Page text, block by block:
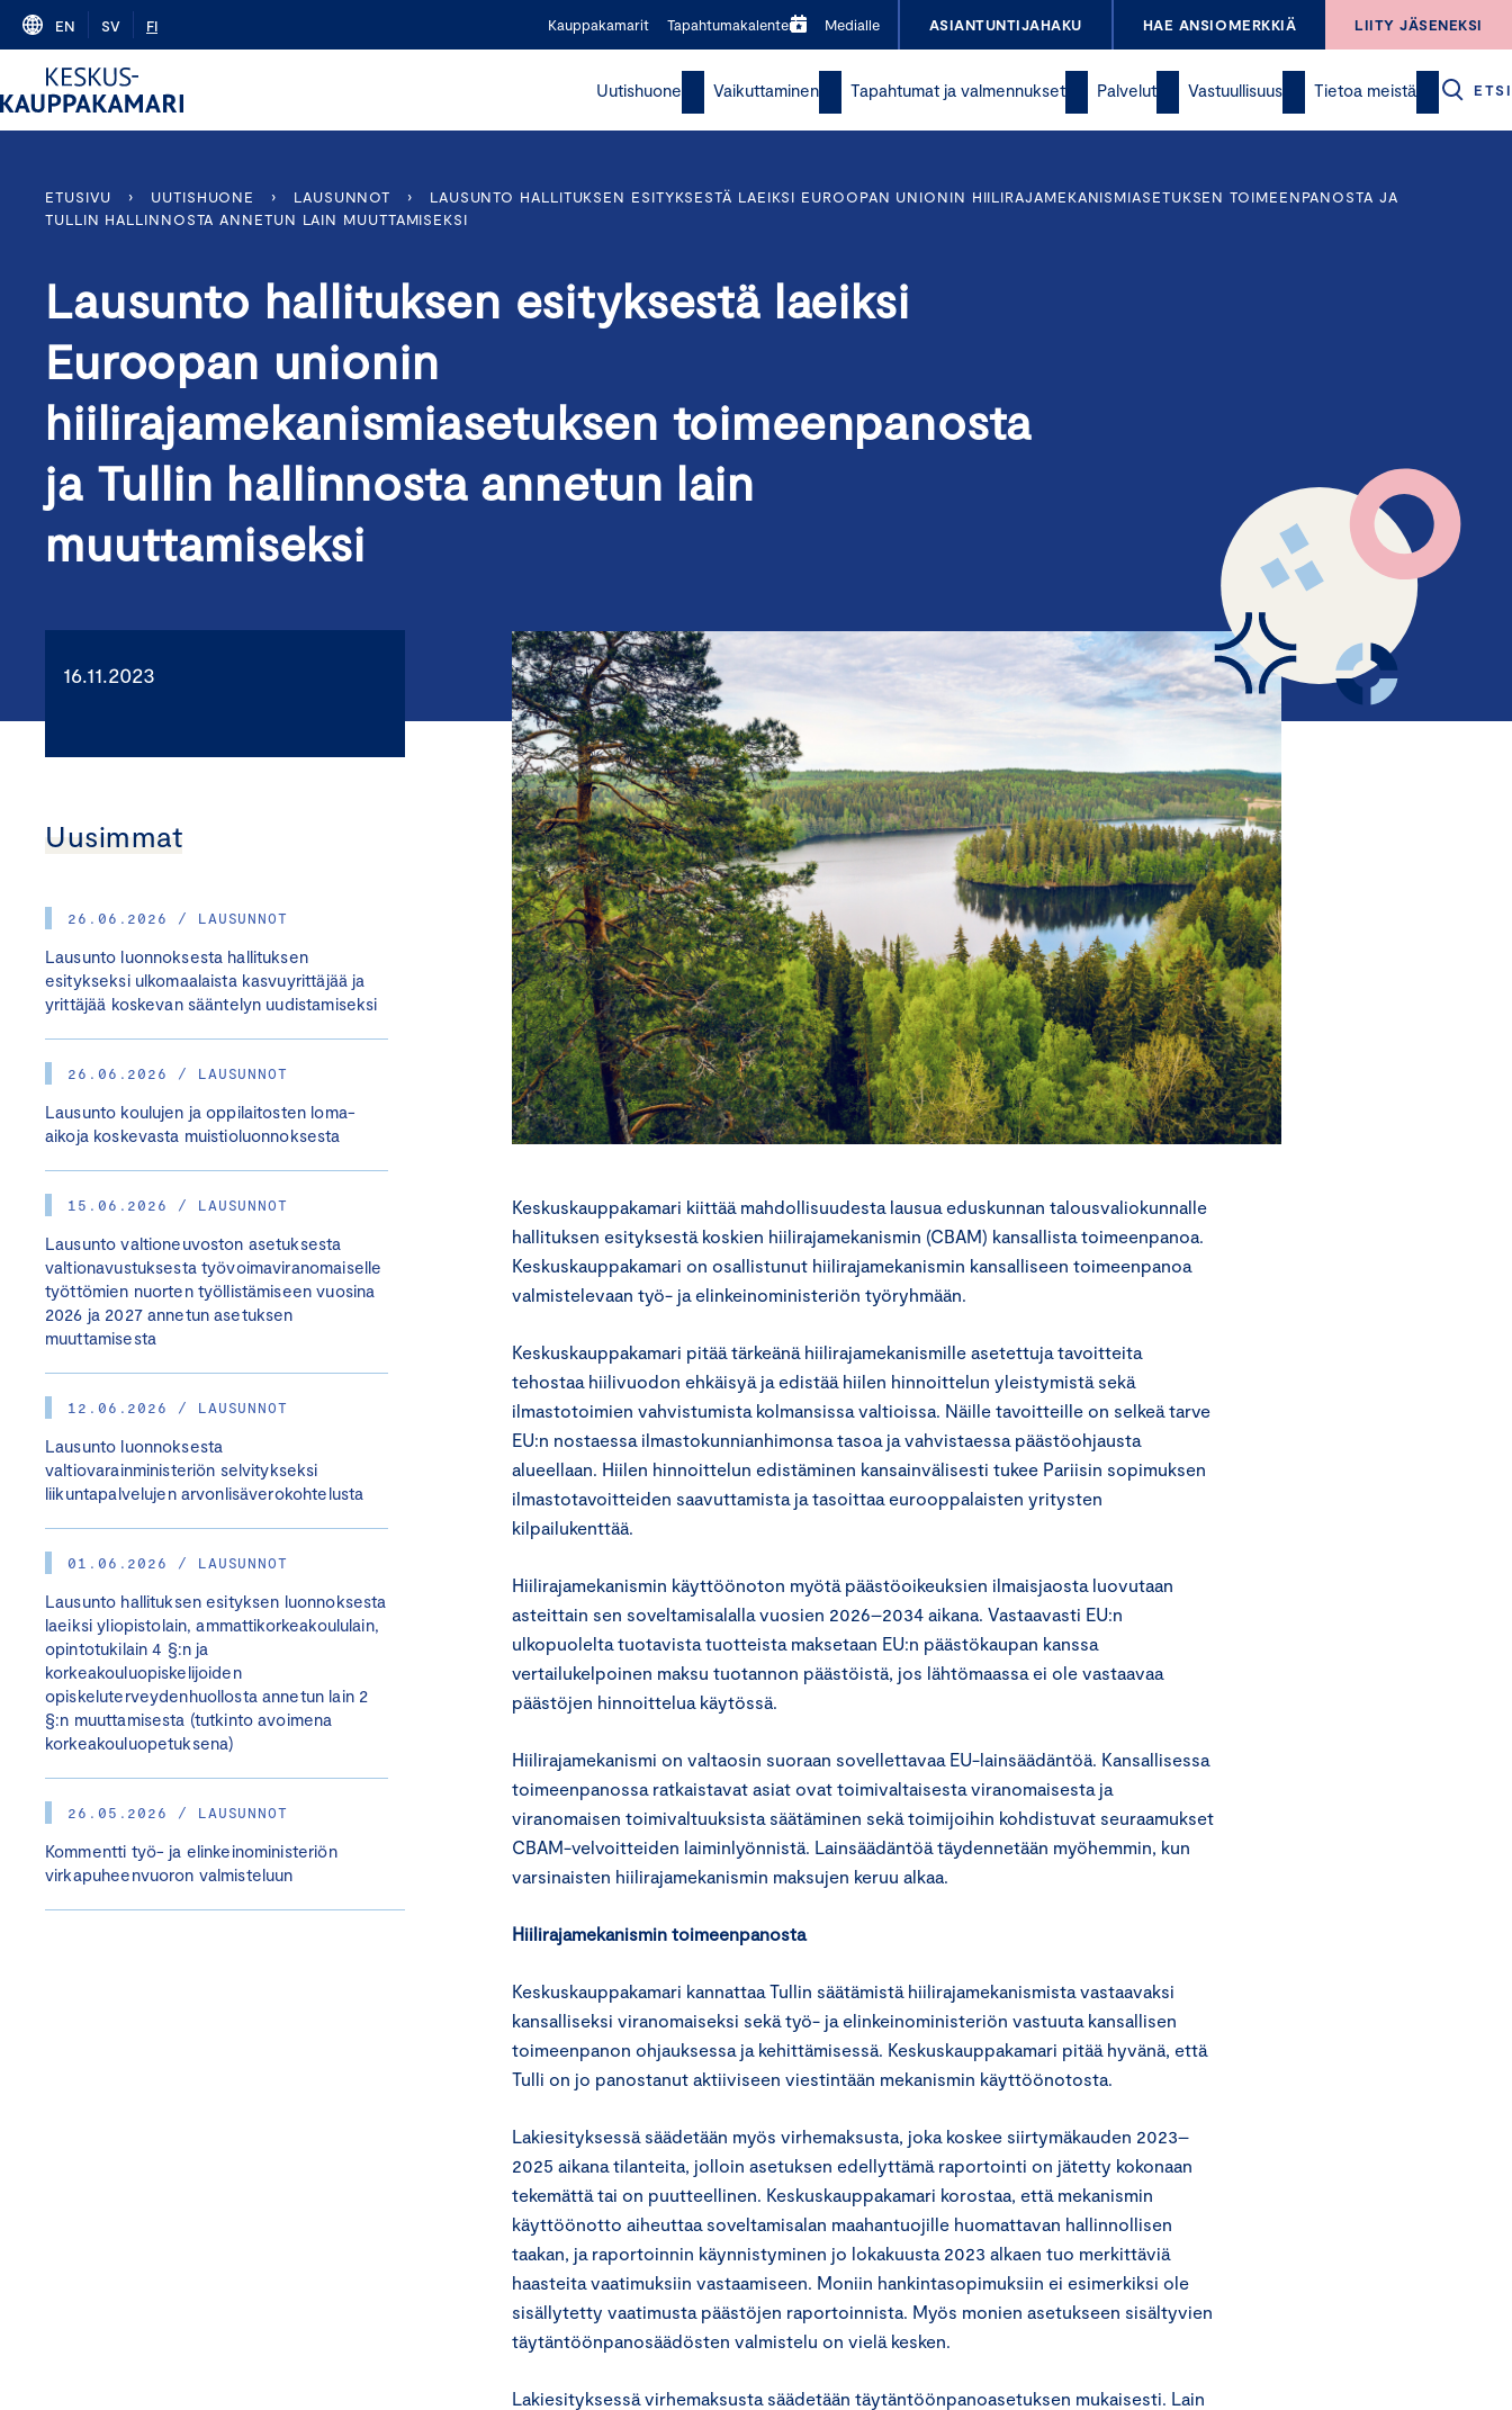
Skip
content
EN SV FI Kauppakamarit Tapahtumakalenteri Medialle ASIANTUNTIJAHAKU HAE ANSIOMERKKIÄ LIITY JÄSENEKSI
Uutishuone Vaikuttaminen Tapahtumat ja valmennukset Palvelut Vastuullisuus Tietoa meistä ETSI
ETUSIVU › UUTISHUONE › LAUSUNNOT ›
LAUSUNTO HALLITUKSEN ESITYKSESTÄ LAEIKSI EUROOPAN UNIONIN HIILIRAJAMEKANISMIASETUKSEN TOIMEENPANOSTA JA
TULLIN HALLINNOSTA ANNETUN LAIN MUUTTAMISEKSI
Lausunto hallituksen esityksestä laeiksi
Euroopan unionin
hiilirajamekanismiasetuksen toimeenpanosta
ja Tullin hallinnosta annetun lain
muuttamiseksi
16.11.2023
Uusimmat
26.06.2026 / LAUSUNNOT
Lausunto luonnoksesta hallituksen
esitykseksi ulkomaalaista kasvuyrittäjää ja
yrittäjää koskevan sääntelyn uudistamiseksi
26.06.2026 / LAUSUNNOT
Lausunto koulujen ja oppilaitosten loma-
aikoja koskevasta muistioluonnoksesta
15.06.2026 / LAUSUNNOT
Lausunto valtioneuvoston asetuksesta
valtionavustuksesta työvoimaviranomaiselle
työttömien nuorten työllistämiseen vuosina
2026 ja 2027 annetun asetuksen
muuttamisesta
12.06.2026 / LAUSUNNOT
Lausunto luonnoksesta
valtiovarainministeriön selvitykseksi
liikuntapalvelujen arvonlisäverokohtelusta
01.06.2026 / LAUSUNNOT
Lausunto hallituksen esityksen luonnoksesta
laeiksi yliopistolain, ammattikorkeakoululain,
opintotukilain 4 §:n ja
korkeakouluopiskelijoiden
opiskeluterveydenhuollosta annetun lain 2
§:n muuttamisesta (tutkinto avoimena
korkeakouluopetuksena)
26.05.2026 / LAUSUNNOT
Kommentti työ- ja elinkeinoministeriön
virkapuheenvuoron valmisteluun
Keskuskauppakamari kiittää mahdollisuudesta lausua eduskunnan talousvaliokunnalle
hallituksen esityksestä koskien hiilirajamekanismin (CBAM) kansallista toimeenpanoa.
Keskuskauppakamari on osallistunut hiilirajamekanismin kansalliseen toimeenpanoa
valmistelevaan työ- ja elinkeinoministeriön työryhmään.
Keskuskauppakamari pitää tärkeänä hiilirajamekanismille asetettuja tavoitteita
tehostaa hiilivuodon ehkäisyä ja edistää hiilen hinnoittelun yleistymistä sekä
ilmastotoimien vahvistumista kolmansissa valtioissa. Näille tavoitteille on selkeä tarve
EU:n nostaessa ilmastokunnianhimonsa tasoa ja vahvistaessa päästöohjausta
alueellaan. Hiilen hinnoittelun edistäminen kansainvälisesti tukee Pariisin sopimuksen
ilmastotavoitteiden saavuttamista ja tasoittaa eurooppalaisten yritysten
kilpailukenttää.
Hiilirajamekanismin käyttöönoton myötä päästöoikeuksien ilmaisjaosta luovutaan
asteittain sen soveltamisalalla vuosien 2026–2034 aikana. Vastaavasti EU:n
ulkopuolelta tuotavista tuotteista maksetaan EU:n päästökaupan kanssa
vertailukelpoinen maksu tuotannon päästöistä, jos lähtömaassa ei ole vastaavaa
päästöjen hinnoittelua käytössä.
Hiilirajamekanismi on valtaosin suoraan sovellettavaa EU-lainsäädäntöä. Kansallisessa
toimeenpanossa ratkaistavat asiat ovat toimivaltaisesta viranomaisesta ja
viranomaisen toimivaltuuksista säätäminen sekä toimijoihin kohdistuvat seuraamukset
CBAM-velvoitteiden laiminlyönnistä. Lainsäädäntöä täydennetään myöhemmin, kun
varsinaisten hiilirajamekanismin maksujen keruu alkaa.
Hiilirajamekanismin toimeenpanosta
Keskuskauppakamari kannattaa Tullin säätämistä hiilirajamekanismista vastaavaksi
kansalliseksi viranomaiseksi sekä työ- ja elinkeinoministeriön vastuuta kansallisen
toimeenpanon ohjauksessa ja kehittämisessä. Keskuskauppakamari pitää hyvänä, että
Tulli on jo panostanut aktiiviseen viestintään mekanismin käyttöönotosta.
Lakiesityksessä säädetään myös virhemaksusta, joka koskee siirtymäkauden 2023–
2025 aikana tilanteita, jolloin asetuksen edellyttämä raportointi on jätetty kokonaan
tekemättä tai on puutteellinen. Keskuskauppakamari korostaa, että mekanismin
käyttöönotto aiheuttaa soveltamisalan maahantuojille huomattavan hallinnollisen
taakan, ja raportoinnin käynnistyminen jo lokakuusta 2023 alkaen tuo merkittäviä
haasteita vaatimuksiin vastaamiseen. Moniin hankintasopimuksiin ei esimerkiksi ole
sisällytetty vaatimusta päästöjen raportoinnista. Myös monien asetukseen sisältyvien
täytäntöönpanosäädösten valmistelu on vielä kesken.
Lakiesityksessä virhemaksusta säädetään täytäntöönpanoasetuksen mukaisesti. Lain